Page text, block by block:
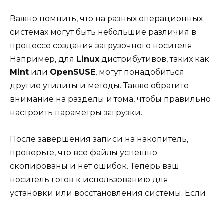
Важно помнить, что на разных операционных
системах могут быть небольшие различия в
процессе создания загрузочного носителя.
Например, для Linux дистрибутивов, таких как
Mint или OpenSUSE, могут понадобиться
другие утилиты и методы. Также обратите
внимание на разделы и тома, чтобы правильно
настроить параметры загрузки.
После завершения записи на накопитель,
проверьте, что все файлы успешно
скопированы и нет ошибок. Теперь ваш
носитель готов к использованию для
установки или восстановления системы. Если